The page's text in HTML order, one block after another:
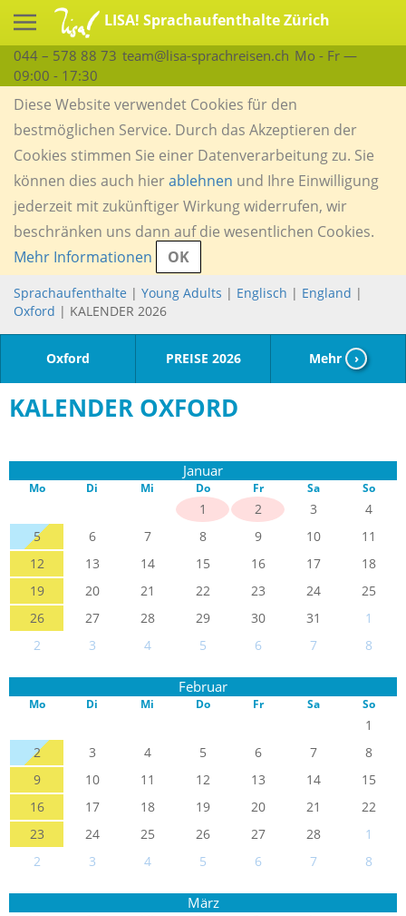
LISA! Sprachaufenthalte Zürich
044 – 578 88 73 team@lisa-sprachreisen.ch Mo - Fr —
09:00 - 17:30
Diese Website verwendet Cookies für den
bestmöglichen Service. Durch das Akzeptieren der
Cookies stimmen Sie einer Datenverarbeitung zu. Sie
können dies auch hierablehnen und Ihre Einwilligung
jederzeit mit zukünftiger Wirkung widerrufen, wir
beschränken uns dann auf die wesentlichen Cookies.
Mehr Informationen
OK
Sprachaufenthalte | Young Adults | Englisch | England |
Oxford | KALENDER 2026
Oxford PREISE 2026 Mehr ›
KALENDER OXFORD
Januar
Mo Di Mi Do Fr Sa So
1 2 3
4
5
6 7 8 9 10
11
12
13 14 15 16 17
18
19
20 21 22 23 24
25
26
27 28 29 30 31
1
2
3 4 5 6 7 8
Februar
Mo Di Mi Do Fr Sa So
1
2
3 4 5 6 7
8
9
10 11 12 13 14
15
16
17 18 19 20 21
22
23
24 25 26 27 28
1
2
3 4 5 6 7 8
März